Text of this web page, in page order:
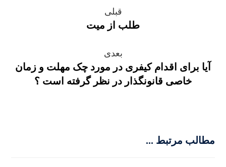
قبلی
طلب از میت
بعدی
آیا برای اقدام کیفری در مورد چک مهلت و زمان
خاصی قانونگذار در نظر گرفته است ؟
مطالب مرتبط ...